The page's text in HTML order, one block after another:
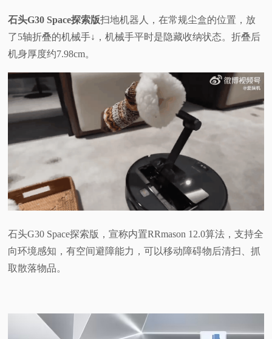
石头G30 Space探索版扫地机器人，在常规尘盒的位置，放
了5轴折叠的机械手↓，机械手平时是隐藏收纳状态。折叠后
机身厚度约7.98cm。
石头G30 Space探索版，宣称内置RRmason 12.0算法，支持全
向环境感知，有空间避障能力，可以移动障碍物后清扫、抓
取散落物品。